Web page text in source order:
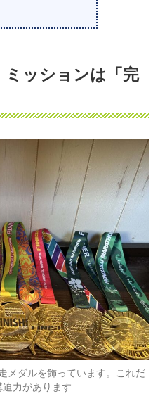
ッションは「完
メダルを飾っています。これだ
力があります